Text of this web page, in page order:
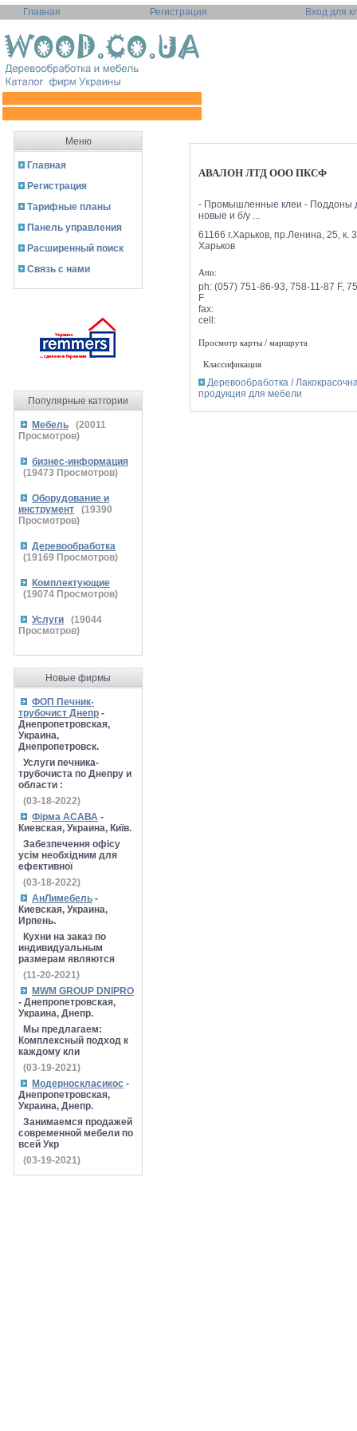
Главная Регистрация Вход для
Меню
Главная
Регистрация
Тарифные планы
Панель управления
Расширенный поиск
Связь с нами
Популярные катгории
Мебель (20011
Просмотров)
бизнес-информация
(19473 Просмотров)
Оборудование и
инструмент
(19390
Просмотров)
Деревообработка
(19169 Просмотров)
Комплектующие
(19074 Просмотров)
Услуги (19044
Просмотров)
Новые фирмы
ФОП Печник-
трубочист Днепр -
Днепропетровская,
Украина,
Днепропетровск.
Услуги печника-
трубочиста по Днепру и
области :
(03-18-2022)
Фірма АСАВА -
Киевская, Украина, Київ.
Забезпечення офісу
усім необхідним для
ефективної
(03-18-2022)
АнЛимебель -
Киевская, Украина,
Ирпень.
Кухни на заказ по
индивидуальным
размерам являются
(11-20-2021)
MWM GROUP DNIPRO
- Днепропетровская,
Украина, Днепр.
Мы предлагаем:
Комплексный подход к
каждому кли
(03-19-2021)
Модерноскласикос -
Днепропетровская,
Украина, Днепр.
Занимаемся продажей
современной мебели по
всей Укр
(03-19-2021)
АВАЛОН ЛТД ООО ПКСФ
- Промышленные клеи - Поддоны
новые и б/у ...
61166 г.Харьков, пр.Ленина, 25, к.
Харьков
Attn:
ph: (057) 751-86-93, 758-11-87 F,
F
fax:
cell:
Просмотр карты / маршрута
Классификация
Деревообработка /
продукция для мебели